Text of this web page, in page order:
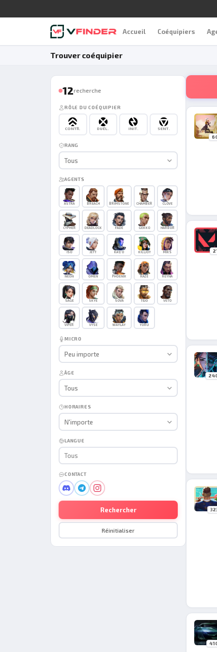
Accueil Coéquipiers
Trouver coéquipier
12recherche
RÔLE DU COÉQUIPIER
CONTR. DUÉL. INIT. SENT.
RANG
Tous
AGENTS
ASTRA BREACH BRIMSTONE CHAMBER CLOVE
CYPHER DEADLOCK FADE GEKKO HARBOR
ISO JETT KAY/O KILLJOY MIKS
NEON OMEN PHOENIX RAZE REYNA
SAGE SKYE SOVA TEJO VETO
VIPER VYSE WAYLAY YORU
MICRO
Peu importe
ÂGE
Tous
HORAIRES
N'importe
LANGUE
Tous
CONTACT
Rechercher
Réinitialiser